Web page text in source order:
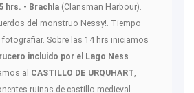
hrs. - Brachla (Clansman Harbour).
del monstruo Nessy!. Tiempo
fotografiar. Sobre las 14 hrs iniciamos
incluido por el Lago Ness
al CASTILLO DE URQUHART
ruinas de castillo medieval